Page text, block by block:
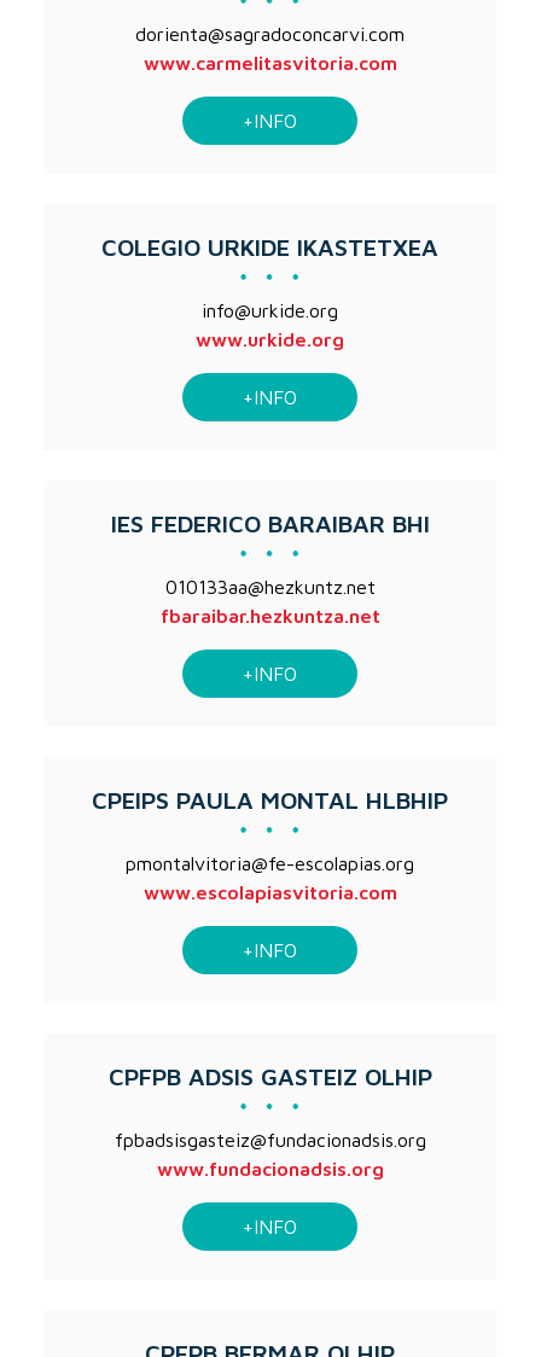
dorienta@sagradoconcarvi.com
www.carmelitasvitoria.com
+INFO
COLEGIO URKIDE IKASTETXEA
info@urkide.org
www.urkide.org
+INFO
IES FEDERICO BARAIBAR BHI
010133aa@hezkuntz.net
fbaraibar.hezkuntza.net
+INFO
CPEIPS PAULA MONTAL HLBHIP
pmontalvitoria@fe-escolapias.org
www.escolapiasvitoria.com
+INFO
CPFPB ADSIS GASTEIZ OLHIP
fpbadsisgasteiz@fundacionadsis.org
www.fundacionadsis.org
+INFO